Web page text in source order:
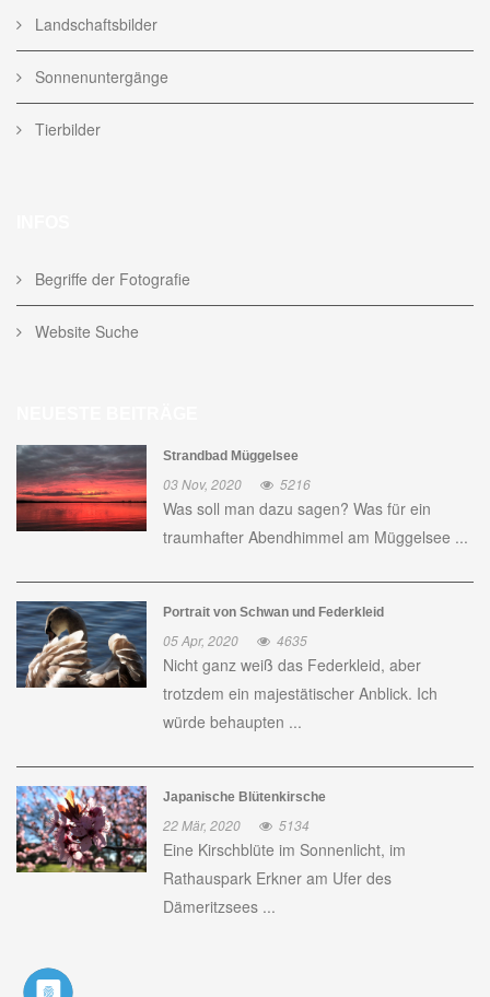
Landschaftsbilder
Sonnenuntergänge
Tierbilder
Begriffe der Fotografie
Website Suche
Strandbad Müggelsee
03 Nov, 2020 5216
Was soll man dazu sagen? Was für ein
traumhafter Abendhimmel am Müggelsee ...
Portrait von Schwan und Federkleid
05 Apr, 2020 4635
Nicht ganz weiß das Federkleid, aber
trotzdem ein majestätischer Anblick. Ich
würde behaupten ...
Japanische Blütenkirsche
22 Mär, 2020 5134
Eine Kirschblüte im Sonnenlicht, im
Rathauspark Erkner am Ufer des
Dämeritzsees ...